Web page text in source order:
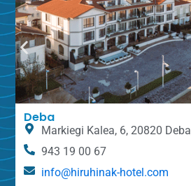
Deba
Markiegi Kalea, 6, 20820
943 19 00 67
info@hiruhinak-hotel.com